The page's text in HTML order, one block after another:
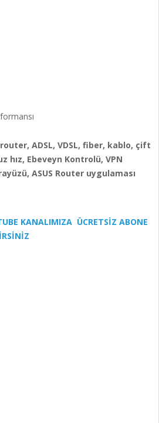
ADSL, VDSL, fiber, kablo, çift
hız, Ebeveyn Kontrolü, VPN
ASUS Router uygulaması
KANALIMIZA ÜCRETSİZ ABONE